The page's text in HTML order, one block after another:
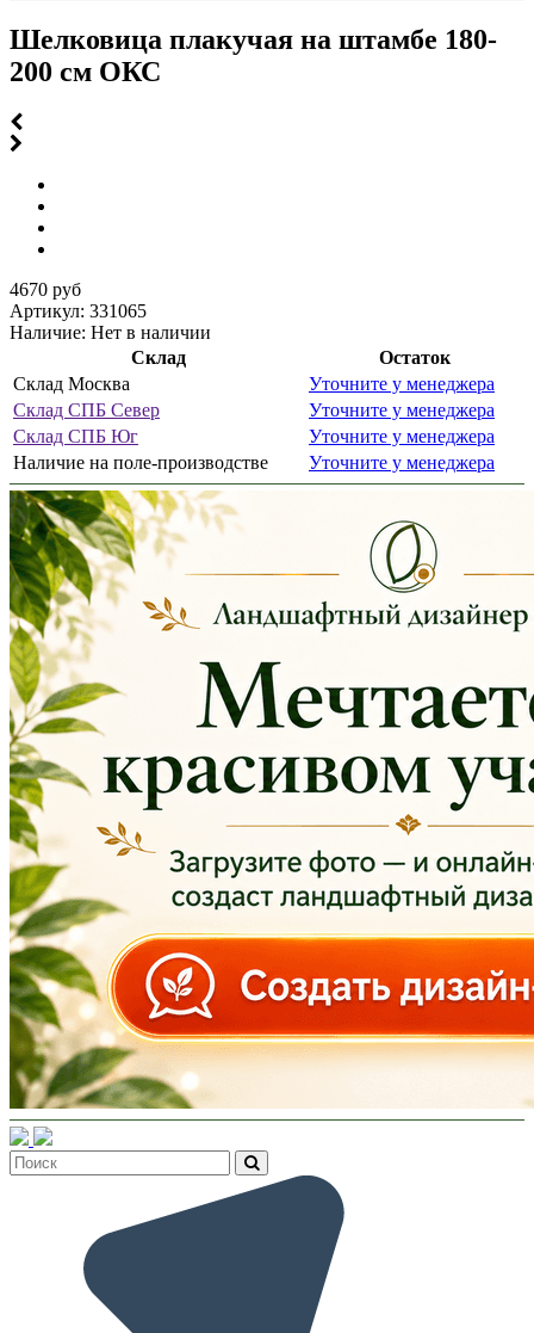
Шелковица плакучая на штамбе 180-
200 см ОКС
4670 руб
Артикул: 331065
Наличие: Нет в наличии
Склад
Остаток
Склад Москва
Уточните у менеджера
Склад СПБ Север
Уточните у менеджера
Склад СПБ Юг
Уточните у менеджера
Наличие на поле-производстве
Уточните у менеджера